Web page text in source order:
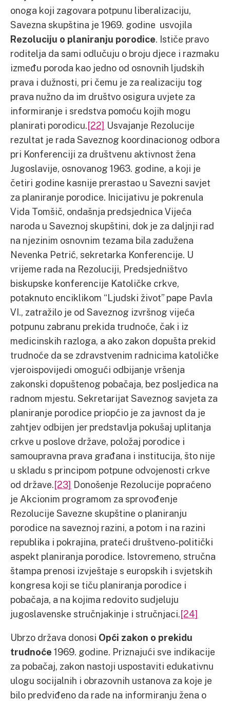
onoga koji zagovara potpunu liberalizaciju,
Savezna skupština je 1969. godine usvojila
Rezoluciju o planiranju porodice. Ističe pravo
roditelja da sami odlučuju o broju djece i razmaku
između poroda kao jedno od osnovnih ljudskih
prava i dužnosti, pri čemu je za realizaciju tog
prava nužno da im društvo osigura uvjete za
informiranje i sredstva pomoću kojih mogu
planirati porodicu.[22] Usvajanje Rezolucije
rezultat je rada Saveznog koordinacionog odbora
pri Konferenciji za društvenu aktivnost žena
Jugoslavije, osnovanog 1963. godine, a koji je
četiri godine kasnije prerastao u Savezni savjet
za planiranje porodice. Inicijativu je pokrenula
Vida Tomšič, ondašnja predsjednica Vijeća
naroda u Saveznoj skupštini, dok je za daljnji rad
na njezinim osnovnim tezama bila zadužena
Nevenka Petrić, sekretarka Konferencije. U
vrijeme rada na Rezoluciji, Predsjedništvo
biskupske konferencije Katoličke crkve,
potaknuto enciklikom “Ljudski život” pape Pavla
VI., zatražilo je od Saveznog izvršnog vijeća
potpunu zabranu prekida trudnoće, čak i iz
medicinskih razloga, a ako zakon dopušta prekid
trudnoće da se zdravstvenim radnicima katoličke
vjeroispovijedi omogući odbijanje vršenja
zakonski dopuštenog pobačaja, bez posljedica na
radnom mjestu. Sekretarijat Saveznog savjeta za
planiranje porodice priopćio je za javnost da je
zahtjev odbijen jer predstavlja pokušaj uplitanja
crkve u poslove države, položaj porodice i
samoupravna prava građana i institucija, što nije
u skladu s principom potpune odvojenosti crkve
od države.[23] Donošenje Rezolucije popraćeno
je Akcionim programom za sprovođenje
Rezolucije Savezne skupštine o planiranju
porodice na saveznoj razini, a potom i na razini
republika i pokrajina, prateći društveno-politički
aspekt planiranja porodice. Istovremeno, stručna
štampa prenosi izvještaje s europskih i svjetskih
kongresa koji se tiču planiranja porodice i
pobačaja, a na kojima redovito sudjeluju
jugoslavenske stručnjakinje i stručnjaci.[24]
Ubrzo država donosi Opći zakon o prekidu
trudnoće 1969. godine. Priznajući sve indikacije
za pobačaj, ­zakon nastoji uspostaviti edukativnu
ulogu socijalnih i obrazovnih ustanova za koje je
bilo predviđeno da rade na informiranju žena o